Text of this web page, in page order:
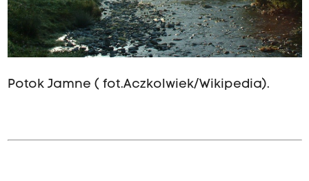
Potok Jamne ( fot.Aczkolwiek/Wikipedia).